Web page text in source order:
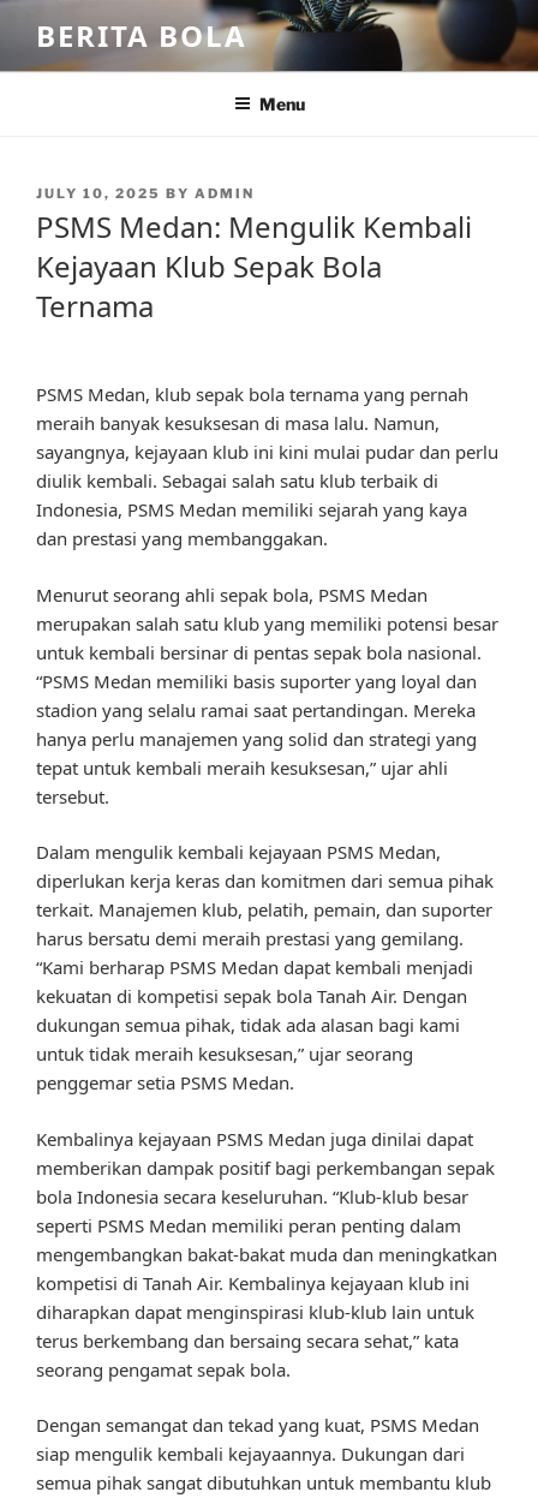
content
BERITA BOLA
Menu
POSTED
JULY 10, 2025 BY ADMIN
PSMS Medan: Mengulik Kembali
Kejayaan Klub Sepak Bola
Ternama
PSMS Medan, klub sepak bola ternama yang pernah
meraih banyak kesuksesan di masa lalu. Namun,
sayangnya, kejayaan klub ini kini mulai pudar dan perlu
diulik kembali. Sebagai salah satu klub terbaik di
Indonesia, PSMS Medan memiliki sejarah yang kaya
dan prestasi yang membanggakan.
Menurut seorang ahli sepak bola, PSMS Medan
merupakan salah satu klub yang memiliki potensi besar
untuk kembali bersinar di pentas sepak bola nasional.
“PSMS Medan memiliki basis suporter yang loyal dan
stadion yang selalu ramai saat pertandingan. Mereka
hanya perlu manajemen yang solid dan strategi yang
tepat untuk kembali meraih kesuksesan,” ujar ahli
tersebut.
Dalam mengulik kembali kejayaan PSMS Medan,
diperlukan kerja keras dan komitmen dari semua pihak
terkait. Manajemen klub, pelatih, pemain, dan suporter
harus bersatu demi meraih prestasi yang gemilang.
“Kami berharap PSMS Medan dapat kembali menjadi
kekuatan di kompetisi sepak bola Tanah Air. Dengan
dukungan semua pihak, tidak ada alasan bagi kami
untuk tidak meraih kesuksesan,” ujar seorang
penggemar setia PSMS Medan.
Kembalinya kejayaan PSMS Medan juga dinilai dapat
memberikan dampak positif bagi perkembangan sepak
bola Indonesia secara keseluruhan. “Klub-klub besar
seperti PSMS Medan memiliki peran penting dalam
mengembangkan bakat-bakat muda dan meningkatkan
kompetisi di Tanah Air. Kembalinya kejayaan klub ini
diharapkan dapat menginspirasi klub-klub lain untuk
terus berkembang dan bersaing secara sehat,” kata
seorang pengamat sepak bola.
Dengan semangat dan tekad yang kuat, PSMS Medan
siap mengulik kembali kejayaannya. Dukungan dari
semua pihak sangat dibutuhkan untuk membantu klub